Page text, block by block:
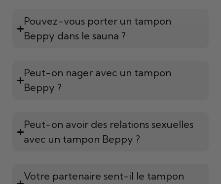
Pouvez-vous porter un tampon
Beppy dans le sauna ?
Peut-on nager avec un tampon
Beppy ?
Peut-on avoir des relations sexuelles
avec un tampon Beppy ?
Votre partenaire sent-il le tampon